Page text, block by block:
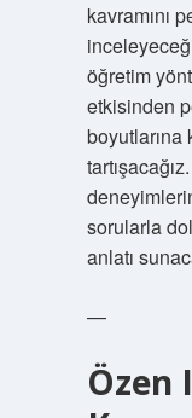
kavramını
öğretim
etkisinden
sorularla
anlatı
—
Özen